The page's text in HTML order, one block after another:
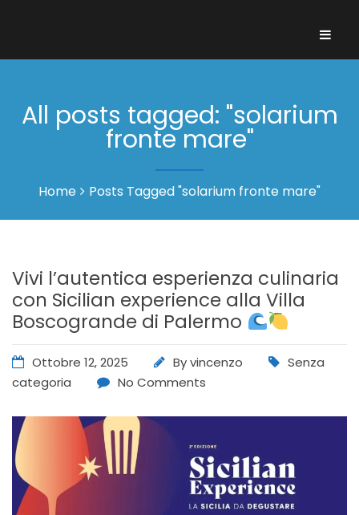
All posts tagged: "solarium
fronte mare"
Home Posts Tagged "solarium fronte mare"
Vivi l’autentica esperienza culinaria
con Sicilian experience alla Villa
Boscogrande di Palermo
Ottobre 12, 2025 Byvincenzo
Senza
categoria
No Comments